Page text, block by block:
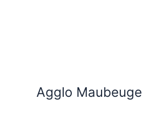
Agglo